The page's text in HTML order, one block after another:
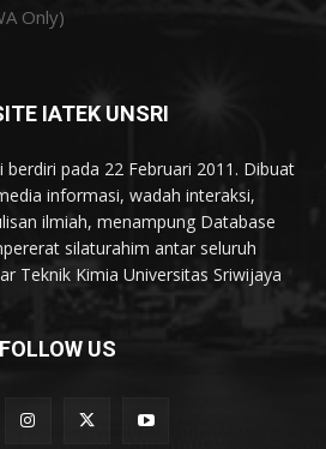
Only)
IATEK UNSRI
berdiri pada 22 Februari 2011. Dibuat
informasi, wadah interaksi,
ilmiah, menampung Database
silaturahim antar seluruh
Teknik Kimia Universitas Sriwijaya
FOLLOW US